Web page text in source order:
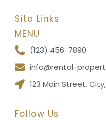
Site Links
MENU
(123) 456-7890
info@rental-
123 Main Street,
Follow Us